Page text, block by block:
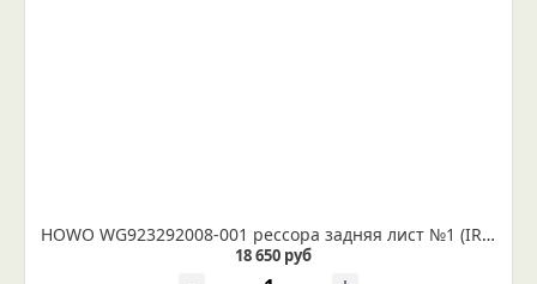
HOWO WG923292008-001 рессора задняя лист №1 (IR 29-51-01)
18 650 руб